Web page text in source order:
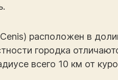
расположен в
городка
всего 10 км от